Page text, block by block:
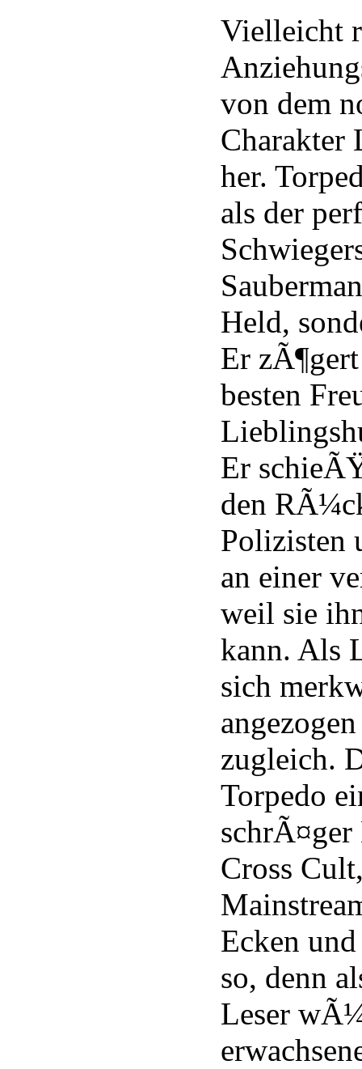
Vielleicht
von dem
Charakter
her.
als der
Held,
Er
besten
Er
den
Polizisten
an einer
weil sie
kann. Als
sich
zugleich.
Torpedo
Cross
Ecken
so, denn
Leser